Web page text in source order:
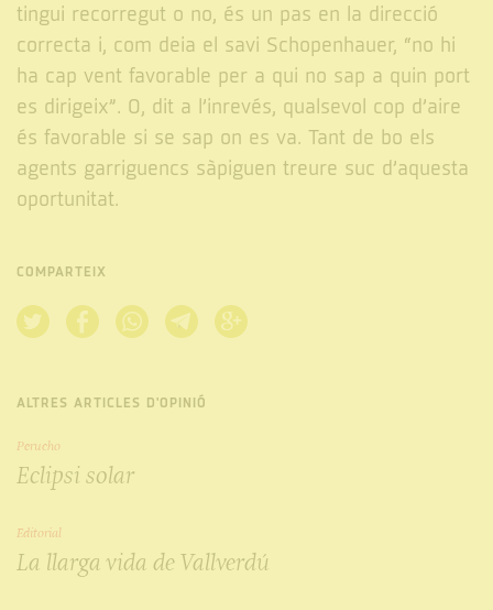
tingui recorregut o no, és un pas en la direcció
correcta i, com deia el savi Schopenhauer, “no hi
ha cap vent favorable per a qui no sap a quin port
es dirigeix”. O, dit a l’inrevés, qualsevol cop d’aire
és favorable si se sap on es va. Tant de bo els
agents garriguencs sàpiguen treure suc d’aquesta
oportunitat.
COMPARTEIX
ALTRES ARTICLES D'OPINIÓ
Perucho
Eclipsi solar
Editorial
La llarga vida de Vallverdú